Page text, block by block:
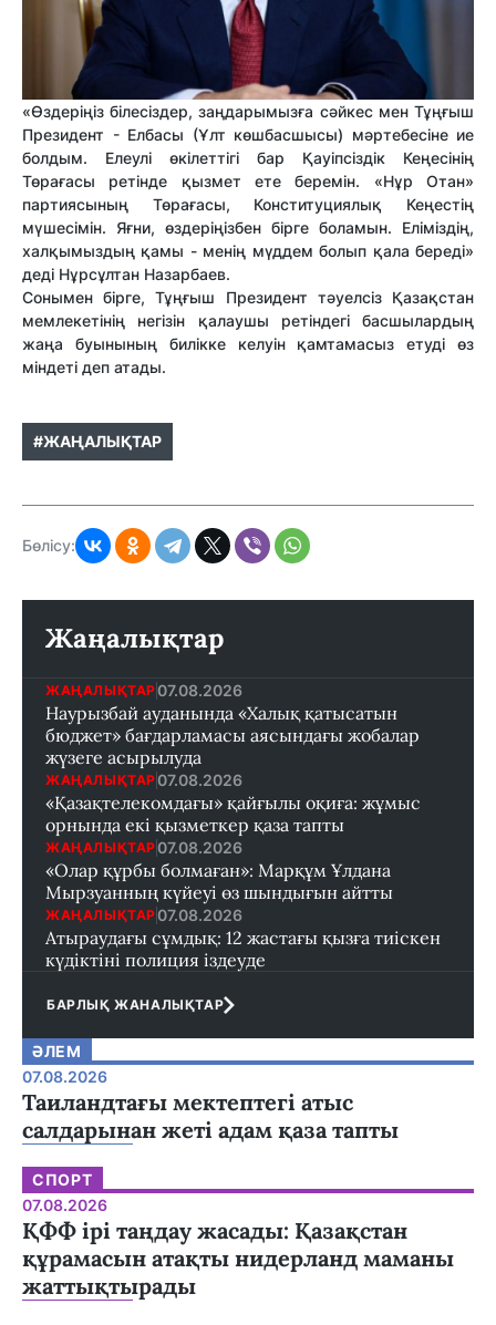
«Өздеріңіз білесіздер, заңдарымызға сәйкес мен Тұңғыш
Президент - Елбасы (Ұлт көшбасшысы) мәртебесіне ие
болдым. Елеулі өкілеттігі бар Қауіпсіздік Кеңесінің
Төрағасы ретінде қызмет ете беремін. «Нұр Отан»
партиясының Төрағасы, Конституциялық Кеңестің
мүшесімін. Яғни, өздеріңізбен бірге боламын. Еліміздің,
халқымыздың қамы - менің мүддем болып қала береді»
деді Нұрсұлтан Назарбаев.
Сонымен бірге, Тұңғыш Президент тәуелсіз Қазақстан
мемлекетінің негізін қалаушы ретіндегі басшылардың
жаңа буынының билікке келуін қамтамасыз етуді өз
міндеті деп атады.
#ЖАҢАЛЫҚТАР
Бөлісу:
Жаңалықтар
ЖАҢАЛЫҚТАР 07.08.2026
Наурызбай ауданында «Халық қатысатын
бюджет» бағдарламасы аясындағы жобалар
жүзеге асырылуда
ЖАҢАЛЫҚТАР 07.08.2026
«Қазақтелекомдағы» қайғылы оқиға: жұмыс
орнында екі қызметкер қаза тапты
ЖАҢАЛЫҚТАР 07.08.2026
«Олар құрбы болмаған»: Марқұм Ұлдана
Мырзуанның күйеуі өз шындығын айтты
ЖАҢАЛЫҚТАР 07.08.2026
Атыраудағы сұмдық: 12 жастағы қызға тиіскен
күдіктіні полиция іздеуде
БАРЛЫҚ ЖАНАЛЫҚТАР
ӘЛЕМ
07.08.2026
Таиландтағы мектептегі атыс
салдарынан жеті адам қаза тапты
СПОРТ
07.08.2026
ҚФФ ірі таңдау жасады: Қазақстан
құрамасын атақты нидерланд маманы
жаттықтырады